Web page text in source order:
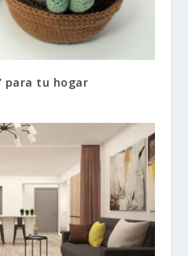
para tu hogar